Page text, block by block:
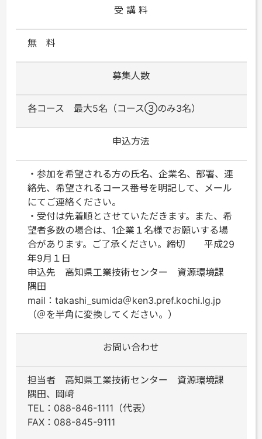
受 講 料
無 料
募集人数
各コース 最大5名（コース③のみ3名）
申込方法
・参加を希望される方の氏名、企業名、部署、連
絡先、希望されるコース番号を明記して、メール
にてご連絡ください。
・受付は先着順とさせていただきます。また、希
望者多数の場合は、1企業１名様でお願いする場
合があります。ご了承ください。締切 平成29
年9月１日
申込先 高知県工業技術センター 資源環境課
隅田
mail：takashi_sumida＠ken3.pref.kochi.lg.jp
（＠を半角に変換してください。）
お問い合わせ
担当者 高知県工業技術センター 資源環境課
隅田、岡﨑
TEL：088-846-1111（代表）
FAX：088-845-9111